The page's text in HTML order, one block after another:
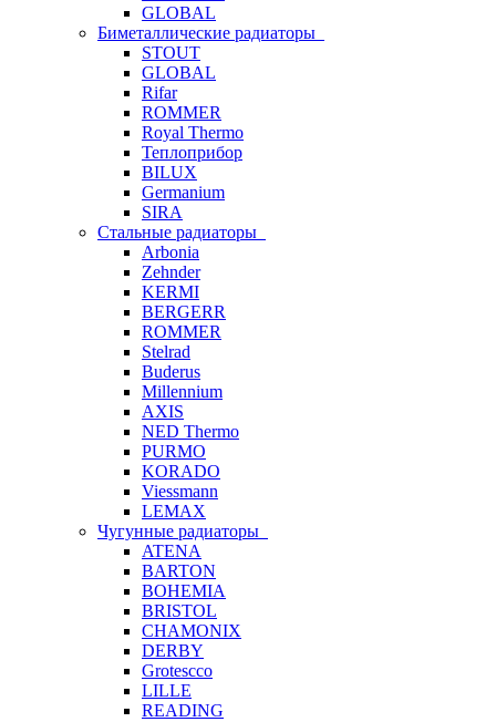
GLOBAL
Биметаллические радиаторы
STOUT
GLOBAL
Rifar
ROMMER
Royal Thermo
Теплоприбор
BILUX
Germanium
SIRA
Стальные радиаторы
Arbonia
Zehnder
KERMI
BERGERR
ROMMER
Stelrad
Buderus
Millennium
AXIS
NED Thermo
PURMO
KORADO
Viessmann
LEMAX
Чугунные радиаторы
ATENA
BARTON
BOHEMIA
BRISTOL
CHAMONIX
DERBY
Grotescco
LILLE
READING